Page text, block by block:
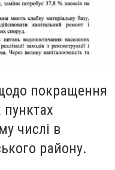
покращення
пунктах
числі в
району.